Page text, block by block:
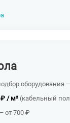
оборудования
₽ / м² (кабельный
от 700 ₽